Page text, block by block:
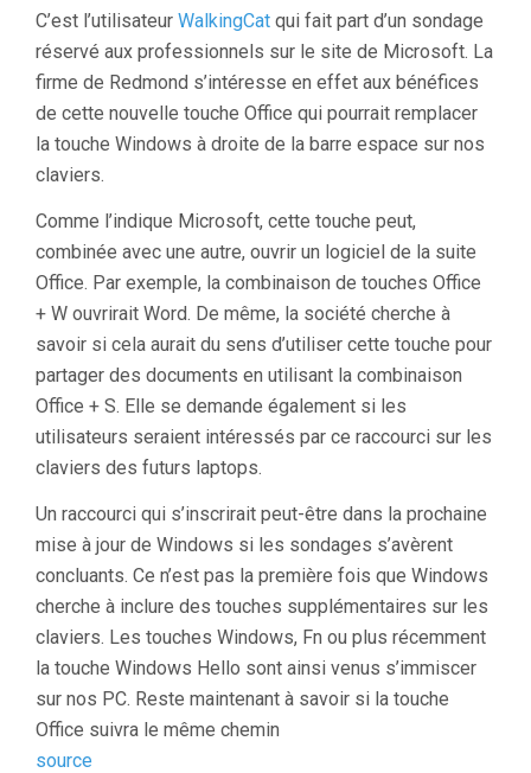
C’est l’utilisateur WalkingCat qui fait part d’un sondage
réservé aux professionnels sur le site de Microsoft. La
firme de Redmond s’intéresse en effet aux bénéfices
de cette nouvelle touche Office qui pourrait remplacer
la touche Windows à droite de la barre espace sur nos
claviers.
Comme l’indique Microsoft, cette touche peut,
combinée avec une autre, ouvrir un logiciel de la suite
Office. Par exemple, la combinaison de touches Office
+ W ouvrirait Word. De même, la société cherche à
savoir si cela aurait du sens d’utiliser cette touche pour
partager des documents en utilisant la combinaison
Office + S. Elle se demande également si les
utilisateurs seraient intéressés par ce raccourci sur les
claviers des futurs laptops.
Un raccourci qui s’inscrirait peut-être dans la prochaine
mise à jour de Windows si les sondages s’avèrent
concluants. Ce n’est pas la première fois que Windows
cherche à inclure des touches supplémentaires sur les
claviers. Les touches Windows, Fn ou plus récemment
la touche Windows Hello sont ainsi venus s’immiscer
sur nos PC. Reste maintenant à savoir si la touche
Office suivra le même chemin
source